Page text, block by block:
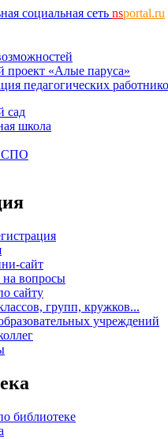
социальная сеть nsportal.ru
проект «Алые паруса»
педагогических
сад
школа
сайт
вопросы
сайту
групп, кружков...
учреждений
библиотеке